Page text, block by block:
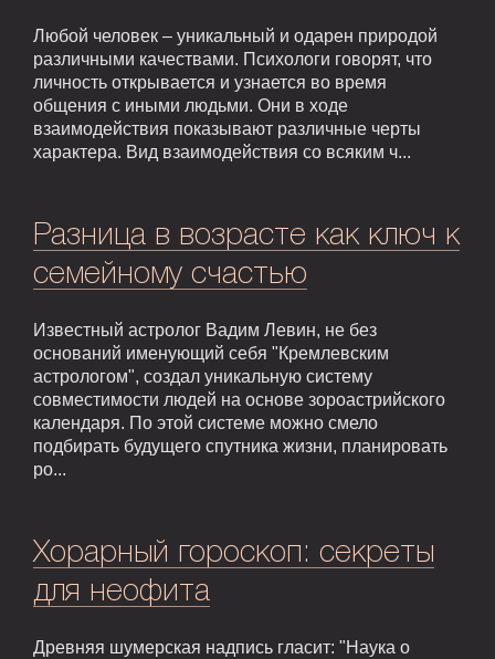
Любой человек – уникальный и одарен природой
различными качествами. Психологи говорят, что
личность открывается и узнается во время
общения с иными людьми. Они в ходе
взаимодействия показывают различные черты
характера. Вид взаимодействия со всяким ч...
Разница в возрасте как ключ к
семейному счастью
Известный астролог Вадим Левин, не без
оснований именующий себя "Кремлевским
астрологом", создал уникальную систему
совместимости людей на основе зороастрийского
календаря. По этой системе можно смело
подбирать будущего спутника жизни, планировать
ро...
Хорарный гороскоп: секреты
для неофита
Древняя шумерская надпись гласит: "Наука о